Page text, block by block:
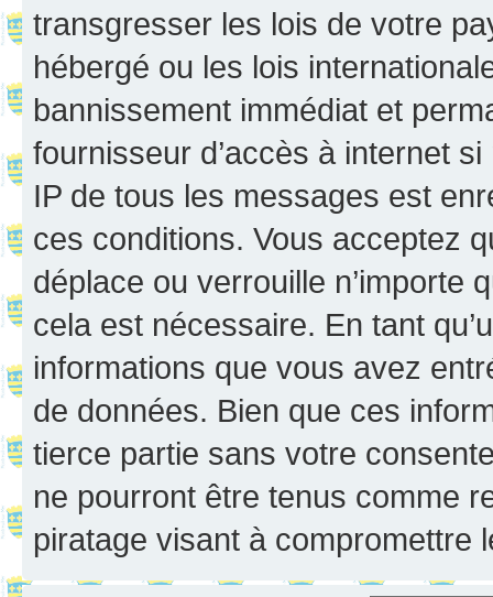
transgresser les lois de votre
hébergé ou les lois
bannissement immédiat et
fournisseur d’accès à internet
IP de tous les messages est
ces conditions. Vous acceptez
déplace ou verrouille n’importe
cela est nécessaire. En tant
informations que vous avez
de données. Bien que ces
tierce partie sans votre
ne pourront être tenus comme
piratage visant à compromettre